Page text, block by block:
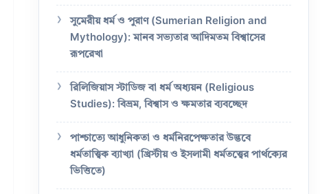
সুমেরীয় ধর্ম ও পুরাণ (Sumerian Religion and
Mythology): মানব সভ্যতার আদিমতম বিশ্বাসের
রূপরেখা
রিলিজিয়াস স্টাডিজ বা ধর্ম অধ্যয়ন (Religious
Studies): বিভ্রম, বিশ্বাস ও ক্ষমতার ব্যবচ্ছেদ
পাশ্চাত্যে আধুনিকতা ও ধর্মনিরপেক্ষতার উদ্ভবে
ধর্মতাত্ত্বিক ব্যাখ্যা (খ্রিস্টীয় ও ইসলামী ধর্মতত্ত্বের পার্থক্যের
ভিত্তিতে)